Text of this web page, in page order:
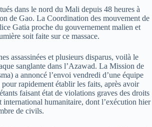
dans le nord du Mali depuis 48 heures à
de Gao. La Coordination des mouvement de
Gatia proche du gouvernement malien et
soit faite sur ce massace.
assassinées et plusieurs disparus, voilà le
sanglante dans l’Azawad. La Mission de
a annoncé l’envoi vendredi d’une équipe
pour rapidement établir les faits, après avoir
faisant état de violations graves des droits
international humanitaire, dont l’exécution hier
de civils.